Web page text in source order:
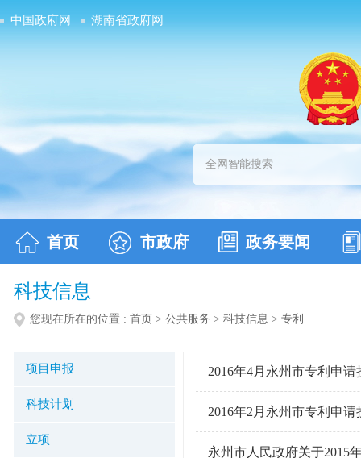
中国政府网 湖南省政府网
首页 市政府 政务要闻
科技信息
您现在所在的位置 : 首页 > 公共服务 > 科技信息 > 专利
项目申报
科技计划
立项
2016年4月永州市专利申请
2016年2月永州市专利申请
永州市人民政府关于2015